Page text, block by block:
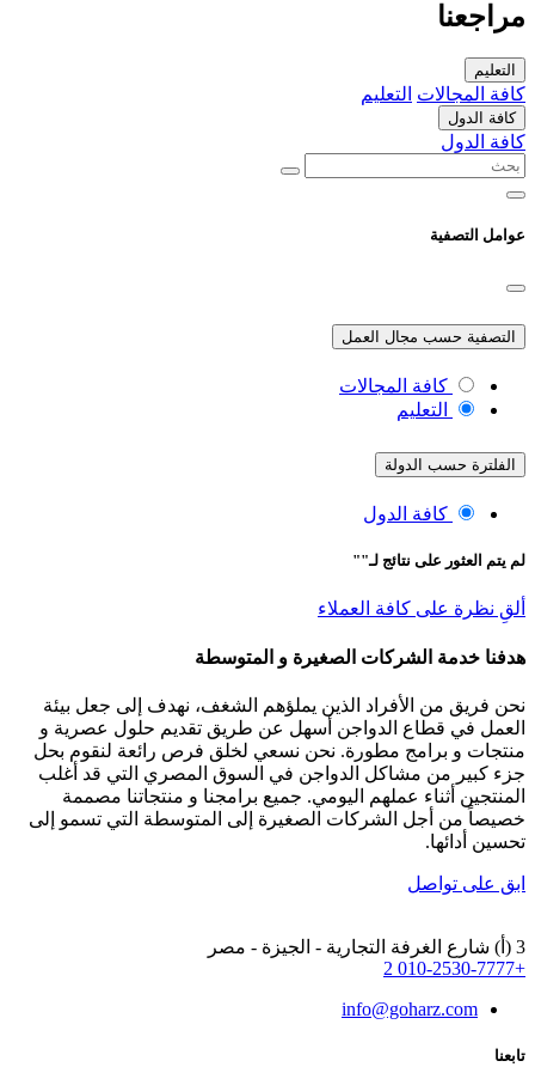
مراجعنا
التعليم
كافة المجالات التعليم
كافة الدول
كافة الدول
عوامل التصفية
التصفية حسب مجال العمل
كافة المجالات
التعليم
الفلترة حسب الدولة
كافة الدول
لم يتم العثور على نتائج لـ""
ألقِ نظرة على كافة العملاء
هدفنا خدمة الشركات الصغيرة و المتوسطة
نحن فريق من الأفراد الذين يملؤهم الشغف، نهدف إلى جعل بيئة
العمل في قطاع الدواجن أسهل عن طريق تقديم حلول عصرية و
منتجات و برامج مطورة. نحن نسعي لخلق فرص رائعة لنقوم بحل
جزء كبير من مشاكل الدواجن في السوق المصري التي قد أغلب
المنتجين أثناء عملهم اليومي. جميع برامجنا و منتجاتنا مصممة
خصيصاً من أجل الشركات الصغيرة إلى المتوسطة التي تسمو إلى
تحسين أدائها.
ابق على تواصل
3 (أ) شارع الغرفة التجارية - الجيزة - مصر
+2 010-2530-7777
info@goharz.com
تابعنا